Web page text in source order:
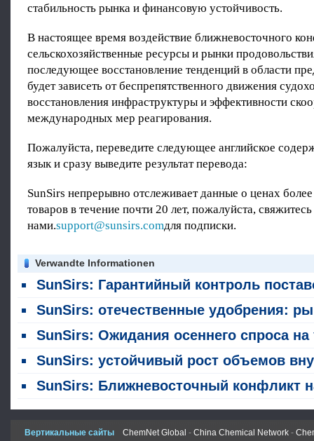
стабильность рынка и финансовую устойчивость.
В настоящее время воздействие ближневосточного
сельскохозяйственные ресурсы и рынки
последующее восстановление тенденций в области
будет зависеть от беспрепятственного движения
восстановления инфраструктуры и эффективности
международных мер реагирования.
Пожалуйста, переведите следующее английское
язык и сразу выведите результат перевода:
SunSirs непрерывно отслеживает данные о ценах
товаров в течение почти 20 лет, пожалуйста, свяжитесь
нами.support@sunsirs.comдля подписки.
Verwandte Informationen
SunSirs: Гарантийный контроль поставок фосфатных удобрений приближается к истечению срока
SunSirs: отечественные удобрения: рыночные цены стабильны на фоне ожидания и наблюдения; осеннее хранение запасов
SunSirs: Ожидания осеннего спроса на удобрения поддерживают спотовые цены на удобрения на высоком
SunSirs: устойчивый рост объемов внутреннего экспорта удобрений (январь-
SunSirs: Ближневосточный конфликт наносит серьезный удар по удобрениям; глобальный риск нехватки продовольствия
Вертикальные сайты ChemNet Global - China Chemical Network -